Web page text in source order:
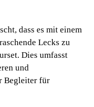
dass es mit einem
Lecks zu
Dies umfasst
und
Begleiter für